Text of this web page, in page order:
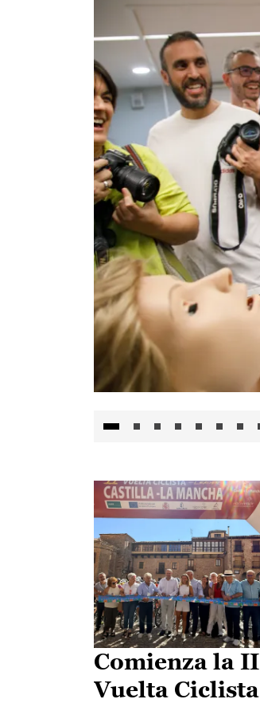
Comienza la II
Vuelta Ciclista